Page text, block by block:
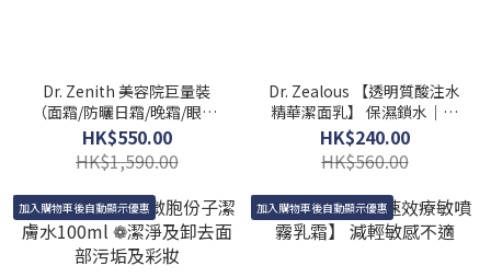
Dr. Zenith 美容院巨量裝
（面霜/防曬日霜/晚霜/眼霜/
面膜系列）
HK$550.00
HK$1,590.00
Dr. Zealous 【透明質酸注水
精華潔面乳】 保濕鎖水｜舒
緩敏感｜防止乾燥
HK$240.00
HK$560.00
加入購物車後自動顯示優惠 加入購物車後自動顯示優惠